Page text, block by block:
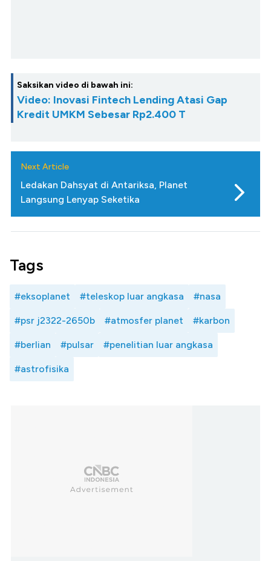
Saksikan video di bawah ini:
Video: Inovasi Fintech Lending Atasi Gap
Kredit UMKM Sebesar Rp2.400 T
Next Article
Ledakan Dahsyat di Antariksa, Planet
Langsung Lenyap Seketika
Tags
#eksoplanet #teleskop luar angkasa #nasa
#psr j2322-2650b #atmosfer planet #karbon
#berlian #pulsar #penelitian luar angkasa
#astrofisika